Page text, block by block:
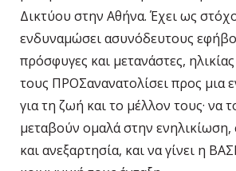
Δικτύου στην Αθήνα. Έχει ως
ενδυναμώσει ασυνόδευτους
πρόσφυγες και μετανάστες,
τους ΠΡΟΣανανατολίσει προς μια
για τη ζωή και το μέλλον τους· να
μεταβούν ομαλά στην ενηλικίωση,
και ανεξαρτησία, και να γίνει η